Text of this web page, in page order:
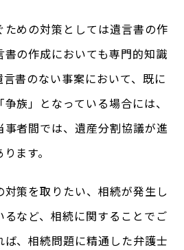
めの対策としては遺言書の作
の作成においても専門的知識
書のない事案において、既に
争族」となっている場合には、
者間では、遺産分割協議が進
ます。
策を取りたい、相続が発生し
など、相続に関することでご
、相続問題に精通した弁護士